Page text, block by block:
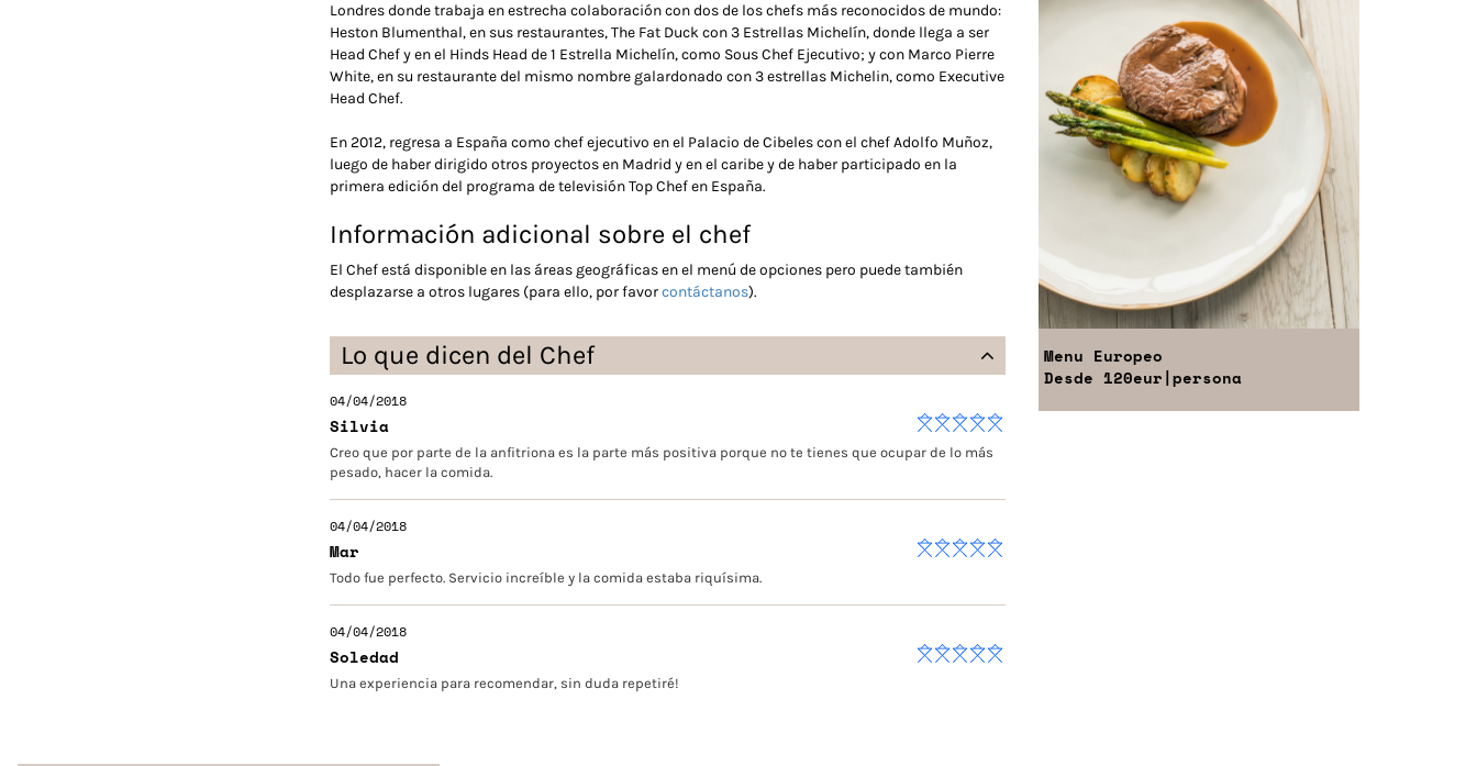
Londres donde trabaja en estrecha colaboración con dos de los chefs más reconocidos de mundo:
Heston Blumenthal, en sus restaurantes, The Fat Duck con 3 Estrellas Michelín, donde llega a ser
Head Chef y en el Hinds Head de 1 Estrella Michelín, como Sous Chef Ejecutivo; y con Marco Pierre
White, en su restaurante del mismo nombre galardonado con 3 estrellas Michelin, como Executive
Head Chef.
En 2012, regresa a España como chef ejecutivo en el Palacio de Cibeles con el chef Adolfo Muñoz,
luego de haber dirigido otros proyectos en Madrid y en el caribe y de haber participado en la
primera edición del programa de televisión Top Chef en España.
Información adicional sobre el chef
El Chef está disponible en las áreas geográficas en el menú de opciones pero puede también
desplazarse a otros lugares (para ello, por favorcontáctanos).
Lo que dicen del Chef
04/04/2018
Silvia
Creo que por parte de la anfitriona es la parte más positiva porque no te tienes que ocupar de lo más
pesado, hacer la comida.
04/04/2018
Mar
Todo fue perfecto. Servicio increíble y la comida estaba riquísima.
04/04/2018
Soledad
Una experiencia para recomendar, sin duda repetiré!
Menu Europeo
Desde 120eur|persona